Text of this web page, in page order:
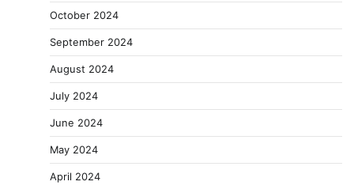
October 2024
September 2024
August 2024
July 2024
June 2024
May 2024
April 2024